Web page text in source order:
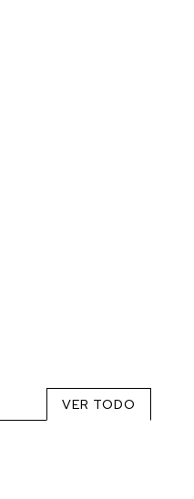
VER TODO